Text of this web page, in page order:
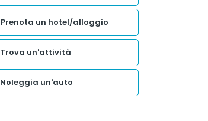
Prenota un hotel/alloggio
Trova un'attività
Noleggia un'auto